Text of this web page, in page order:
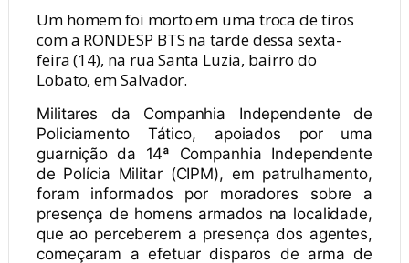
Um homem foi morto em uma troca de tiros
com a RONDESP BTS na tarde dessa sexta-
feira (14), na rua Santa Luzia, bairro do
Lobato, em Salvador.
Militares da Companhia Independente de
Policiamento Tático, apoiados por uma
guarnição da 14ª Companhia Independente
de Polícia Militar (CIPM), em patrulhamento,
foram informados por moradores sobre a
presença de homens armados na localidade,
que ao perceberem a presença dos agentes,
começaram a efetuar disparos de arma de